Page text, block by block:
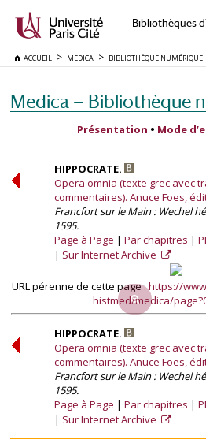
Bibliothèques
ACCUEIL MEDICA BIBLIOTHÈQUE NUMÉRIQUE
Medica — Bibliothèque
Présentation • Mode
HIPPOCRATE.
Opera omnia (texte grec avec
commentaires). Anuce Foes,
Francfort sur le Main : Wechel
1595.
Page à Page
Par chapitres
Sur Internet Archive
URL pérenne de cette page :https://
histmed/medica/
HIPPOCRATE.
Opera omnia (texte grec avec
commentaires). Anuce Foes,
Francfort sur le Main : Wechel
1595.
Page à Page
Par chapitres
Sur Internet Archive